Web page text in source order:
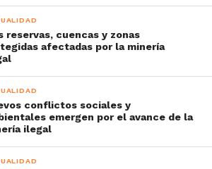
reservas, cuencas y zonas
afectadas por la minería
conflictos sociales y
emergen por el avance de la
ilegal